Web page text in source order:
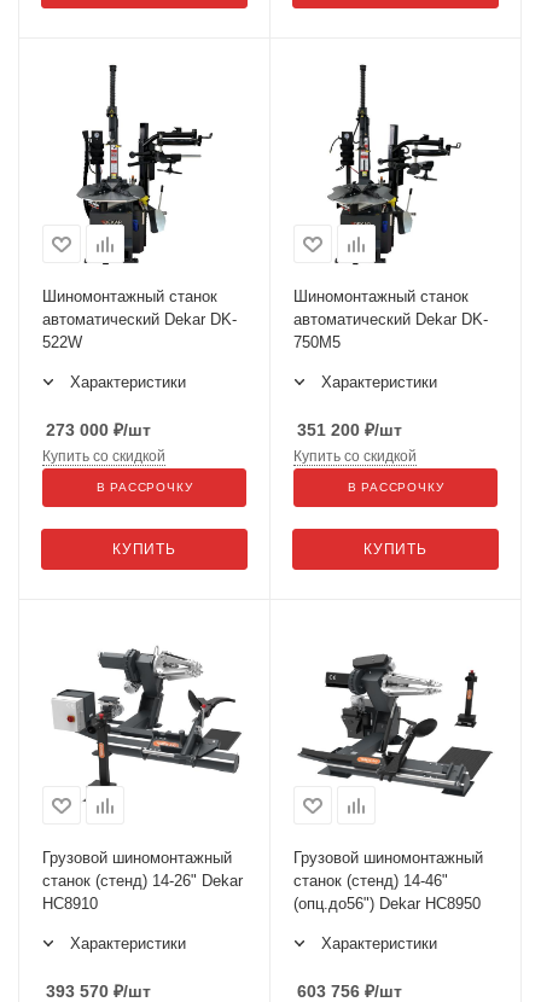
Шиномонтажный станок
автоматический Dekar DK-
522W
Характеристики
273 000 ₽/шт
КУПИТЬ
Купить со скидкой
В РАССРОЧКУ
Шиномонтажный станок
автоматический Dekar DK-
750M5
Характеристики
351 200 ₽/шт
КУПИТЬ
Купить со скидкой
В РАССРОЧКУ
Грузовой шиномонтажный
станок (стенд) 14-26" Dekar
HC8910
Характеристики
393 570 ₽/шт
Грузовой шиномонтажный
станок (стенд) 14-46"
(опц.до56") Dekar HC8950
Характеристики
603 756 ₽/шт